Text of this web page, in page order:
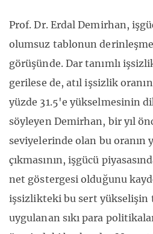
Prof. Dr. Erdal Demirhan,
olumsuz tablonun
görüşünde. Dar tanımlı
gerilese de, atıl işsizlik
yüzde 31.5'e yükselmesinin
söyleyen Demirhan, bir yıl
seviyelerinde olan bu oranın
çıkmasının, işgücü
net göstergesi olduğunu
işsizlikteki bu sert yükselişin
uygulanan sıkı para